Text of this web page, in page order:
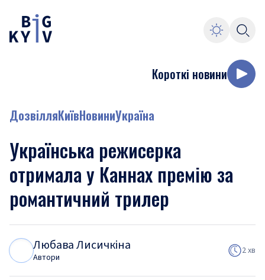
Короткі новини
ДозвілляКиївНовиниУкраїна
Українська режисерка
отримала у Каннах премію за
романтичний трилер
Любава Лисичкіна
Автори
2 хв